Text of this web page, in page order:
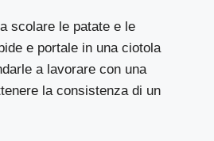
scolare le patate e le
e portale in una ciotola
a lavorare con una
la consistenza di un